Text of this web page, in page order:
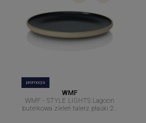
promocja
WMF
WMF - STYLE LIGHTS Lagoon
butelkowa zieleń talerz płaski 22